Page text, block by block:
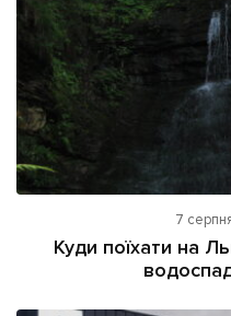
7
Куди поїхати на